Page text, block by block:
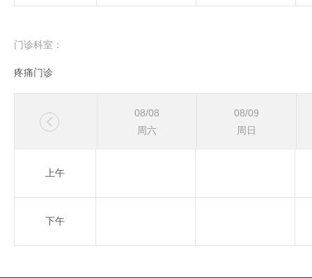
门诊科室：
疼痛门诊

08/08
周六
08/09
周日
上午
下午